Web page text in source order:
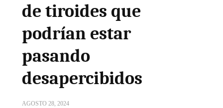
de tiroides que
podrían estar
pasando
desapercibidos
AGOSTO 28, 2024